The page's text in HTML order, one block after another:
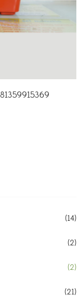
(14)
(2)
(2)
(21)